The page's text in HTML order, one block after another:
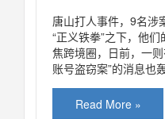
唐山打人事件，9名涉
“正义铁拳”之下，他
焦跨境圈，日前，一
账号盗窃案”的消息也
Read More »